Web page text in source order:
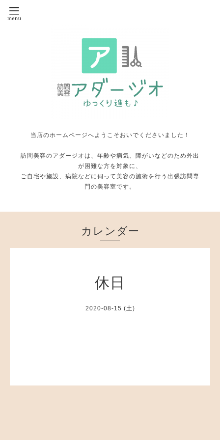
当店のホームページへようこそおいでくださいました！
訪問美容のアダージオは、年齢や病気、障がいなどのため外出
が困難な方を対象に、
ご自宅や施設、病院などに伺って美容の施術を行う出張訪問専
門の美容室です。
カレンダー
休日
2020-08-15 (土)